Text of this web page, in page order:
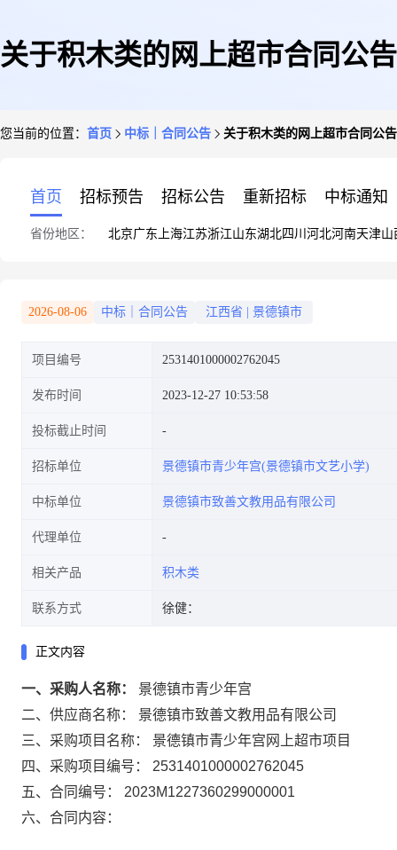
关于积木类的网上超市合同公告
您当前的位置： 首页 中标｜合同公告 关于积木类的网上超市合同公告
首页 招标预告 招标公告 重新招标 中标通知
省份地区： 北京广东 上海江苏浙江山东湖北四川 河北河南天津山
2026-08-06 中标｜合同公告 江西省 景德镇市
项目编号 2531401000002762045
发布时间 2023-12-27 10:53:58
投标截止时间
招标单位 景德镇市青少年宫(景德镇市文艺小学)
中标单位 景德镇市致善文教用品有限公司
代理单位
相关产品 积木类
联系方式 徐健：
正文内容
一、采购人名称：
景德镇市青少年宫
二、供应商名称：
景德镇市致善文教用品有限公司
三、采购项目名称：
景德镇市青少年宫网上超市项目
四、采购项目编号：
2531401000002762045
五、合同编号：
2023M1227360299000001
六、合同内容：